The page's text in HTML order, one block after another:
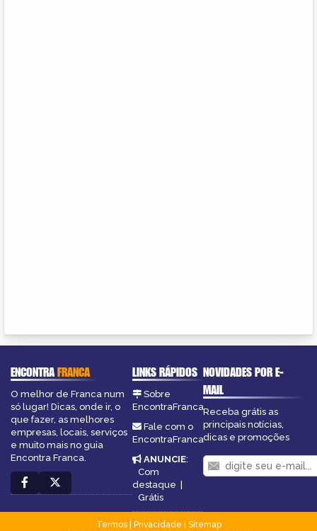
ENCONTRAFRANCA
O melhor de Franca num
só lugar! Dicas, onde ir, o
que fazer, as melhores
empresas, locais, serviços
e muito mais no guia
Encontra Franca.
LINKS RÁPIDOS
Sobre
EncontraFranca
Fale com o
EncontraFranca
ANUNCIE:
Com
destaque
Grátis
NOVIDADES POR E-
MAIL
Receba grátis as
principais notícias,
dicas e promoções
Termos| Privacidade
Sitemap